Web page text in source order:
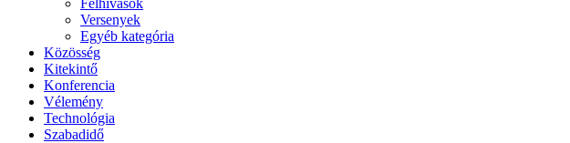
Felhívások
Versenyek
Egyéb kategória
Közösség
Kitekintő
Konferencia
Vélemény
Technológia
Szabadidő